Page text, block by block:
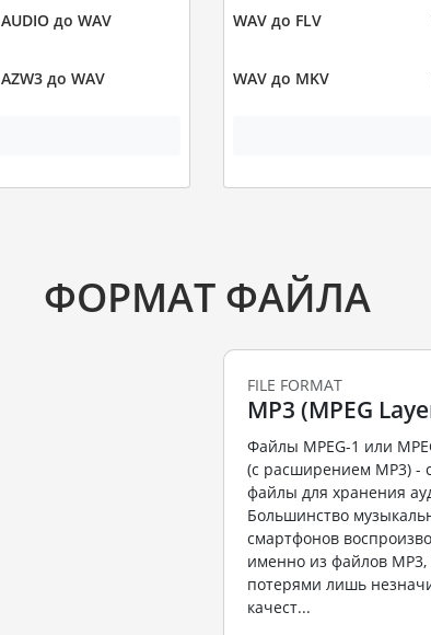
AUDIO до WAV
AZW3 до WAV
WAV до FLV
WAV до MKV
ФОРМАТ ФАЙЛА
FILE FORMAT
MP3 (MPEG
Файлы MPEG-1 или
(с расширением MP3) -
файлы для хранения
Большинство
смартфонов
именно из файлов MP3,
потерями лишь
качест...